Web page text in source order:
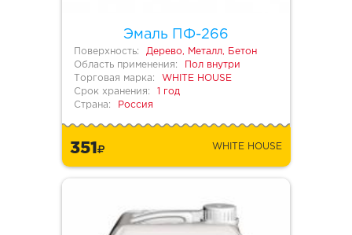
Эмаль ПФ-266
Поверхность:
Дерево, Металл, Бетон
Область применения:
Пол внутри
Торговая марка:
WHITE HOUSE
Срок хранения:
1 год
Страна:
Россия
351 WHITE HOUSE